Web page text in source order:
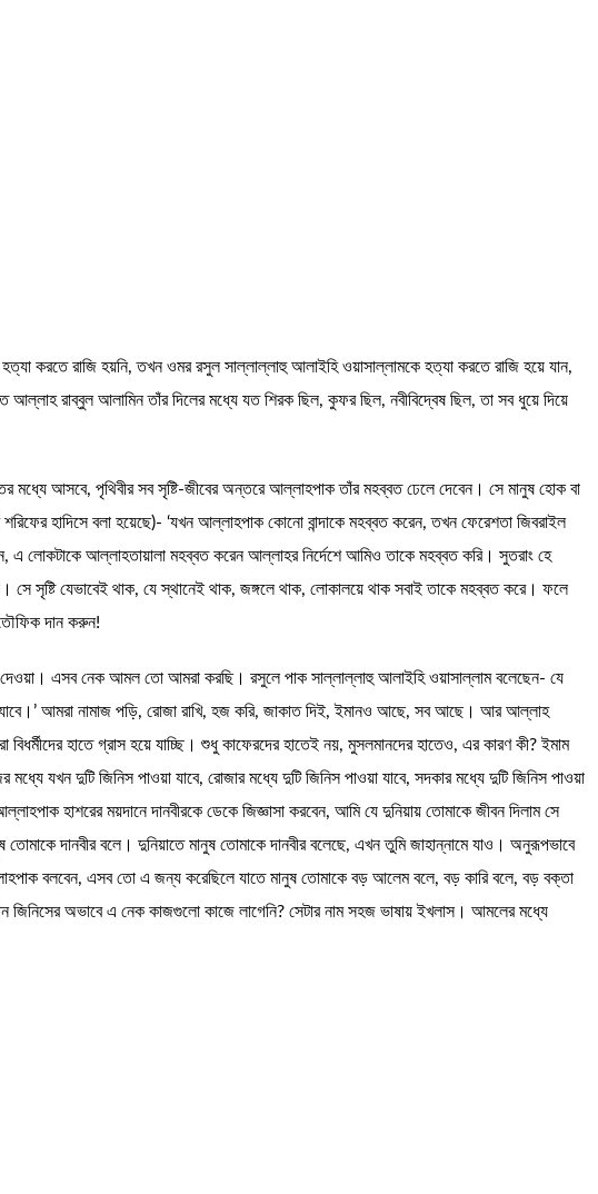
করতে রাজি হয়নি, তখন ওমর রসুল সাল্লাল্লাহু আলাইহি ওয়াসাল্লামকে হত্যা করতে রাজি হয়ে যান,
রাব্বুল আলামিন তাঁর দিলের মধ্যে যত শিরক ছিল, কুফর ছিল, নবীবিদ্বেষ ছিল, তা সব ধুয়ে দিয়ে
আসবে, পৃথিবীর সব সৃষ্টি-জীবের অন্তরে আল্লাহপাক তাঁর মহব্বত ঢেলে দেবেন। সে মানুষ হোক বা
হাদিসে বলা হয়েছে)- ‘যখন আল্লাহপাক কোনো বান্দাকে মহব্বত করেন, তখন ফেরেশতা জিবরাইল
লোকটাকে আল্লাহতায়ালা মহব্বত করেন আল্লাহর নির্দেশে আমিও তাকে মহব্বত করি। সুতরাং হে
সৃষ্টি যেভাবেই থাক, যে স্থানেই থাক, জঙ্গলে থাক, লোকালয়ে থাক সবাই তাকে মহব্বত করে। ফলে
দান করুন!
এসব নেক আমল তো আমরা করছি। রসুলে পাক সাল্লাল্লাহু আলাইহি ওয়াসাল্লাম বলেছেন- যে
যাবে।’ আমরা নামাজ পড়ি, রোজা রাখি, হজ করি, জাকাত দিই, ইমানও আছে, সব আছে। আর আল্লাহ
হাতে গ্রাস হয়ে যাচ্ছি। শুধু কাফেরদের হাতেই নয়, মুসলমানদের হাতেও, এর কারণ কী? ইমাম
দুটি জিনিস পাওয়া যাবে, রোজার মধ্যে দুটি জিনিস পাওয়া যাবে, সদকার মধ্যে দুটি জিনিস পাওয়া
হাশরের ময়দানে দানবীরকে ডেকে জিজ্ঞাসা করবেন, আমি যে দুনিয়ায় তোমাকে জীবন দিলাম সে
তোমাকে দানবীর বলে। দুনিয়াতে মানুষ তোমাকে দানবীর বলেছে, এখন তুমি জাহান্নামে যাও। অনুরূপভাবে
বলবেন, এসব তো এ জন্য করেছিলে যাতে মানুষ তোমাকে বড় আলেম বলে, বড় কারি বলে, বড় বক্তা
অভাবে এ নেক কাজগুলো কাজে লাগেনি? সেটার নাম সহজ ভাষায় ইখলাস। আমলের মধ্যে